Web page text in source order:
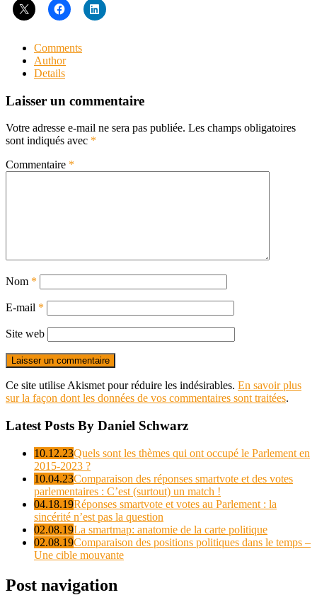
Comments
Author
Details
Laisser un commentaire
Votre adresse e-mail ne sera pas publiée. Les champs obligatoires
sont indiqués avec *
Commentaire *
Nom *
E-mail *
Site web
Ce site utilise Akismet pour réduire les indésirables. En savoir plus
sur la façon dont les données de vos commentaires sont traitées.
Latest Posts By Daniel Schwarz
10.12.23Quels sont les thèmes qui ont occupé le Parlement en
2015-2023 ?
10.04.23Comparaison des réponses smartvote et des votes
parlementaires : C’est (surtout) un match !
04.18.19Réponses smartvote et votes au Parlement : la
sincérité n’est pas la question
02.08.19La smartmap: anatomie de la carte politique
02.08.19Comparaison des positions politiques dans le temps –
Une cible mouvante
Post navigation